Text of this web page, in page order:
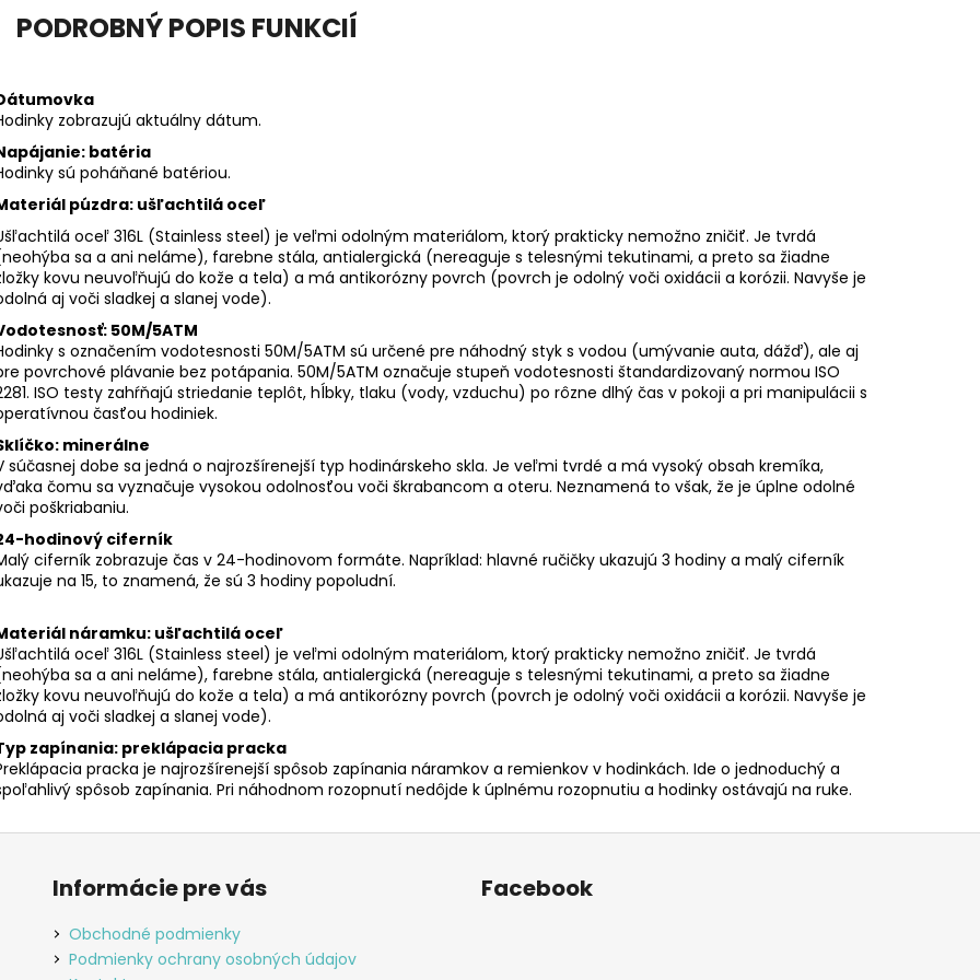
PODROBNÝ POPIS FUNKCIÍ
zobrazujú aktuálny dátum.
batéria
sú poháňané batériou.
púzdra: ušľachtilá oceľ
oceľ 316L (Stainless steel) je veľmi odolným materiálom, ktorý prakticky nemožno zničiť. Je tvrdá
sa a ani neláme), farebne stála, antialergická (nereaguje s telesnými tekutinami, a preto sa žiadne
kovu neuvoľňujú do kože a tela) a má antikorózny povrch (povrch je odolný voči oxidácii a korózii. Navyše je
aj voči sladkej a slanej vode).
50M/5ATM
s označením vodotesnosti 50M/5ATM sú určené pre náhodný styk s vodou (umývanie auta, dážď), ale aj
povrchové plávanie bez potápania. 50M/5ATM označuje stupeň vodotesnosti štandardizovaný normou ISO
ISO testy zahŕňajú striedanie teplôt, hĺbky, tlaku (vody, vzduchu) po rôzne dlhý čas v pokoji a pri manipulácii s
časťou hodiniek.
minerálne
súčasnej dobe sa jedná o najrozšírenejší typ hodinárskeho skla. Je veľmi tvrdé a má vysoký obsah kremíka,
čomu sa vyznačuje vysokou odolnosťou voči škrabancom a oteru. Neznamená to však, že je úplne odolné
poškriabaniu.
hodinový ciferník
ciferník zobrazuje čas v 24-hodinovom formáte. Napríklad: hlavné ručičky ukazujú 3 hodiny a malý ciferník
na 15, to znamená, že sú 3 hodiny popoludní.
náramku: ušľachtilá oceľ
oceľ 316L (Stainless steel) je veľmi odolným materiálom, ktorý prakticky nemožno zničiť. Je tvrdá
sa a ani neláme), farebne stála, antialergická (nereaguje s telesnými tekutinami, a preto sa žiadne
kovu neuvoľňujú do kože a tela) a má antikorózny povrch (povrch je odolný voči oxidácii a korózii. Navyše je
aj voči sladkej a slanej vode).
zapínania: preklápacia pracka
pracka je najrozšírenejší spôsob zapínania náramkov a remienkov v hodinkách. Ide o jednoduchý a
spôsob zapínania. Pri náhodnom rozopnutí nedôjde k úplnému rozopnutiu a hodinky ostávajú na ruke.
Informácie pre vás
Obchodné podmienky
Podmienky ochrany osobných údajov
Facebook